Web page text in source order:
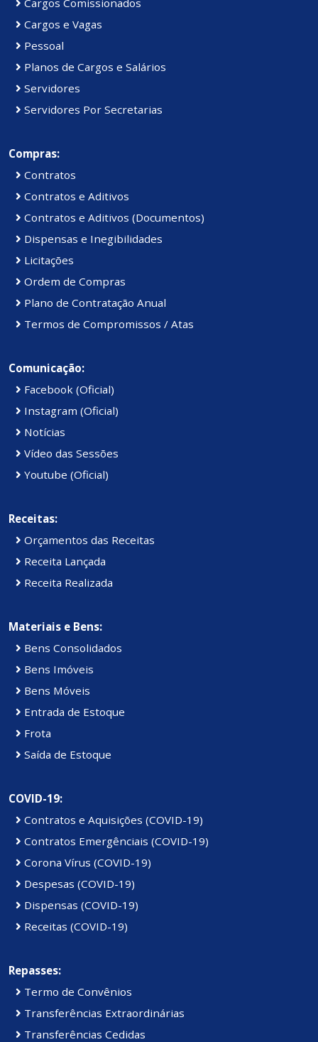
Cargos e Vagas
Pessoal
Planos de Cargos e Salários
Servidores
Servidores Por Secretarias
Compras:
Contratos
Contratos e Aditivos
Contratos e Aditivos (Documentos)
Dispensas e Inegibilidades
Licitações
Ordem de Compras
Plano de Contratação Anual
Termos de Compromissos / Atas
Comunicação:
Facebook (Oficial)
Instagram (Oficial)
Notícias
Vídeo das Sessões
Youtube (Oficial)
Receitas:
Orçamentos das Receitas
Receita Lançada
Receita Realizada
Materiais e Bens:
Bens Consolidados
Bens Imóveis
Bens Móveis
Entrada de Estoque
Frota
Saída de Estoque
COVID-19:
Contratos e Aquisições (COVID-19)
Contratos Emergênciais (COVID-19)
Corona Vírus (COVID-19)
Despesas (COVID-19)
Dispensas (COVID-19)
Receitas (COVID-19)
Repasses:
Termo de Convênios
Transferências Extraordinárias
Transferências Cedidas